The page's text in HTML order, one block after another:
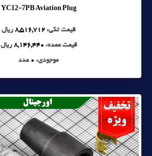
YC12-7PB Aviation Plug
قیمت تکی: 8,516,712 ریال
قیمت عمده: 8,146,440 ریال
موجودی: 0 عدد